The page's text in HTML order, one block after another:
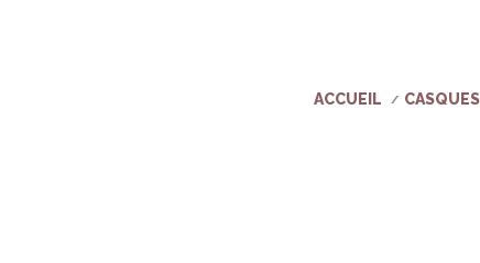
ACCUEIL CASQUES